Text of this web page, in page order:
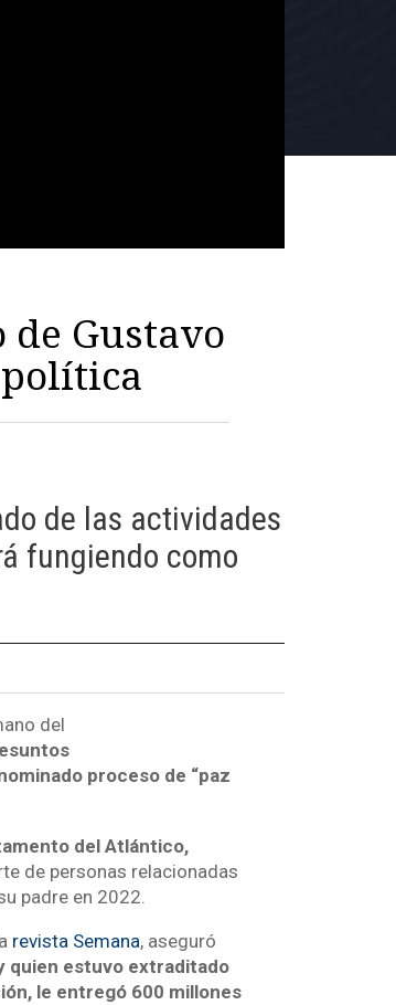
Gustavo
de las actividades
fungiendo como
del
proceso de “paz
del Atlántico,
de personas relacionadas
padre en 2022.
revista Semana, aseguró
quien estuvo extraditado
le entregó 600 millones